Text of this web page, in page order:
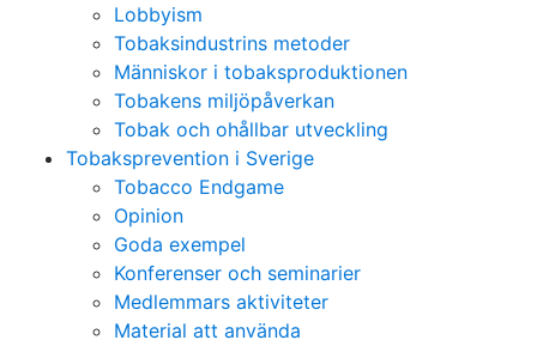
Lobbyism
Tobaksindustrins metoder
Människor i tobaksproduktionen
Tobakens miljöpåverkan
Tobak och ohållbar utveckling
Tobaksprevention i Sverige
Tobacco Endgame
Opinion
Goda exempel
Konferenser och seminarier
Medlemmars aktiviteter
Material att använda